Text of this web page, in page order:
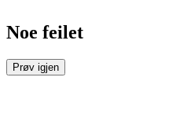
Noe feilet
Prøv igjen